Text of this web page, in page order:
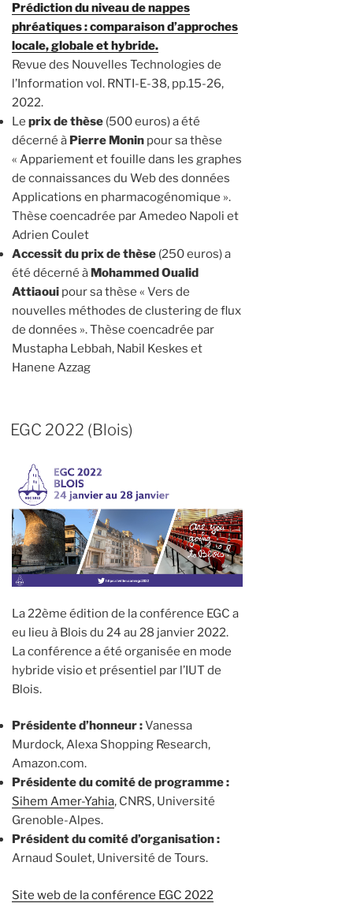
Prédiction du niveau de nappes
phréatiques : comparaison d’approches
locale, globale et hybride.
Revue des Nouvelles Technologies de
l’Information vol. RNTI-E-38, pp.15-26,
2022.
Le prix de thèse (500 euros) a été
décerné à Pierre Monin pour sa thèse
« Appariement et fouille dans les graphes
de connaissances du Web des données
Applications en pharmacogénomique ».
Thèse coencadrée par Amedeo Napoli et
Adrien Coulet
Accessit du prix de thèse (250 euros) a
été décerné à Mohammed Oualid
Attiaoui pour sa thèse « Vers de
nouvelles méthodes de clustering de flux
de données ». Thèse coencadrée par
Mustapha Lebbah, Nabil Keskes et
Hanene Azzag
EGC 2022 (Blois)
La 22ème édition de la conférence EGC a
eu lieu à Blois du 24 au 28 janvier 2022.
La conférence a été organisée en mode
hybride visio et présentiel par l’IUT de
Blois.
Présidente d’honneur :Vanessa
Murdock, Alexa Shopping Research,
Amazon.com.
Présidente du comité de programme :
Sihem Amer-Yahia, CNRS, Université
Grenoble-Alpes.
Président du comité d’organisation :
Arnaud Soulet, Université de Tours.
Site web de la conférence EGC 2022